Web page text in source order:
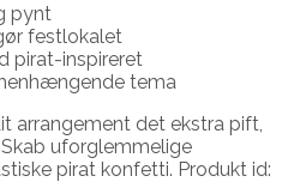
pynt
festlokalet
pirat-inspireret
tema
arrangement det ekstra pift,
uforglemmelige
pirat konfetti. Produkt id: